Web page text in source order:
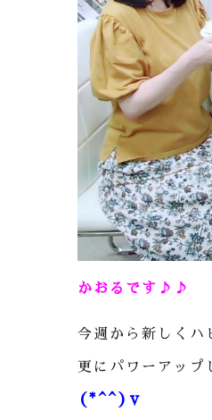
かおるです♪♪
今週から新しくハ
更にパワーアップ
(*^^)v